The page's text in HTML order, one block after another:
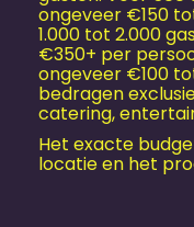
ongeveer €150
1.000 tot 2.000
€350+ per
ongeveer €100
bedragen
catering,
Het exacte
locatie en het